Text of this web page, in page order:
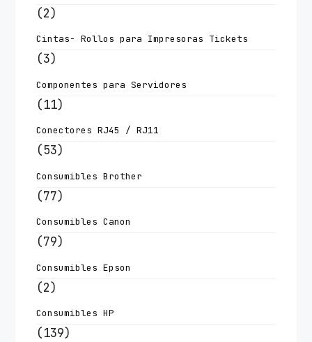
(2)
Cintas- Rollos para Impresoras Tickets
(3)
Componentes para Servidores
(11)
Conectores RJ45 / RJ11
(53)
Consumibles Brother
(77)
Consumibles Canon
(79)
Consumibles Epson
(2)
Consumibles HP
(139)